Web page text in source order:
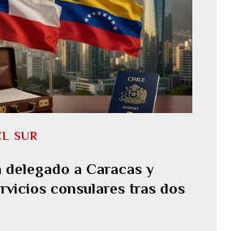
delegado a Caracas y
consulares tras dos
SUR